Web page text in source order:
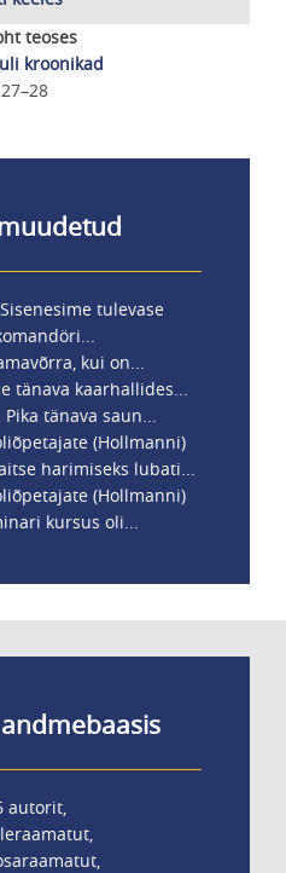
teoses
kroonikad
tulevase
kui on...
tänava kaarhallides...
tänava saun...
(Hollmanni)
harimiseks lubati...
(Hollmanni)
kursus oli...
autorit,